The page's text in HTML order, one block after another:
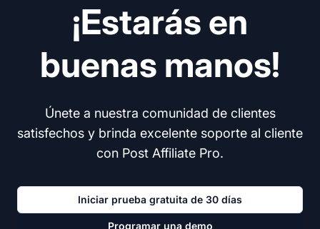
¡Estarás en
buenas manos!
Únete a nuestra comunidad de clientes
satisfechos y brinda excelente soporte al cliente
con Post Affiliate Pro.
Iniciar prueba gratuita de 30 días
Programar una demo